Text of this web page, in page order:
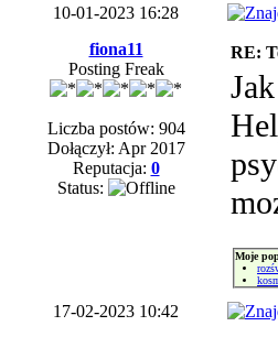
10-01-2023 16:28
fiona11
Posting Freak
Liczba postów: 904
Dołączył: Apr 2017
Reputacja: 0
Status:
RE:
Moje
17-02-2023 10:42